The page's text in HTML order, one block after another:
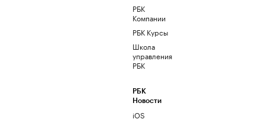
РБК
Компании
РБК Курсы
Школа
управления
РБК
РБК
Новости
iOS